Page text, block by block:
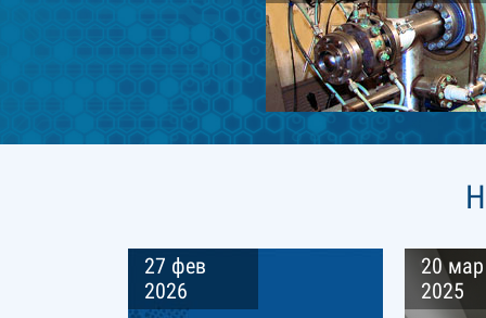
27 фев
2026
20 мар
2025